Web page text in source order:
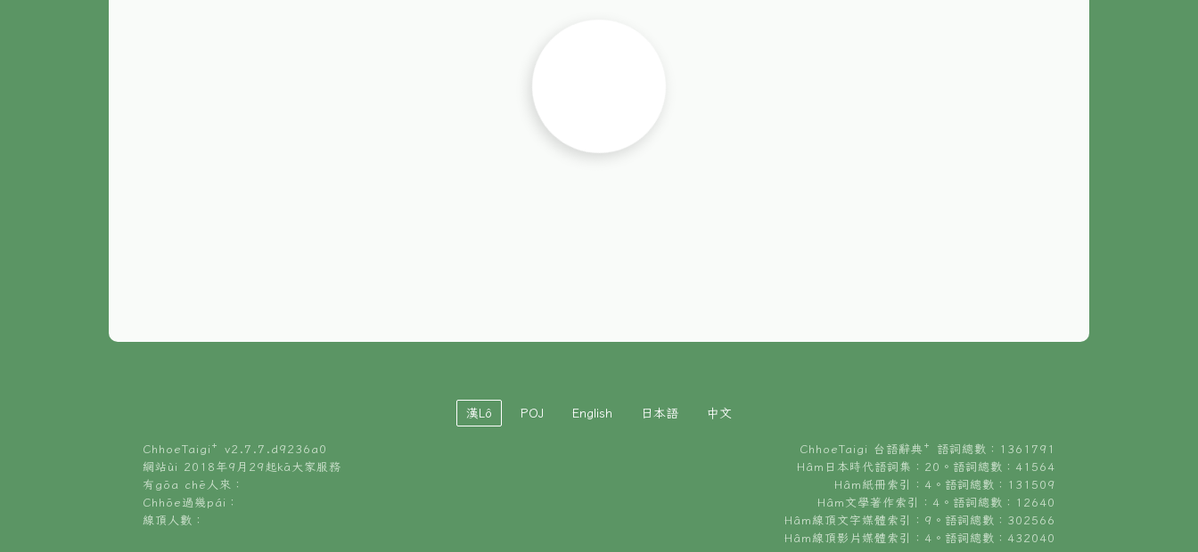
漢Lô POJ English 日本語 中文
ChhoeTaigi⁺ v2.7.7.d9236a0
網站ùi 2018年9月29起kā大家服務
有gōa chē人來：
Chhōe過幾pái：
線頂人數：
ChhoeTaigi 台語辭典⁺ 語詞總數：1361791
Hâm日本時代語詞集：20。語詞總數：41564
Hâm紙冊索引：4。語詞總數：131509
Hâm文學著作索引：4。語詞總數：12640
Hâm線頂文字媒體索引：9。語詞總數：302566
Hâm線頂影片媒體索引：4。語詞總數：432040